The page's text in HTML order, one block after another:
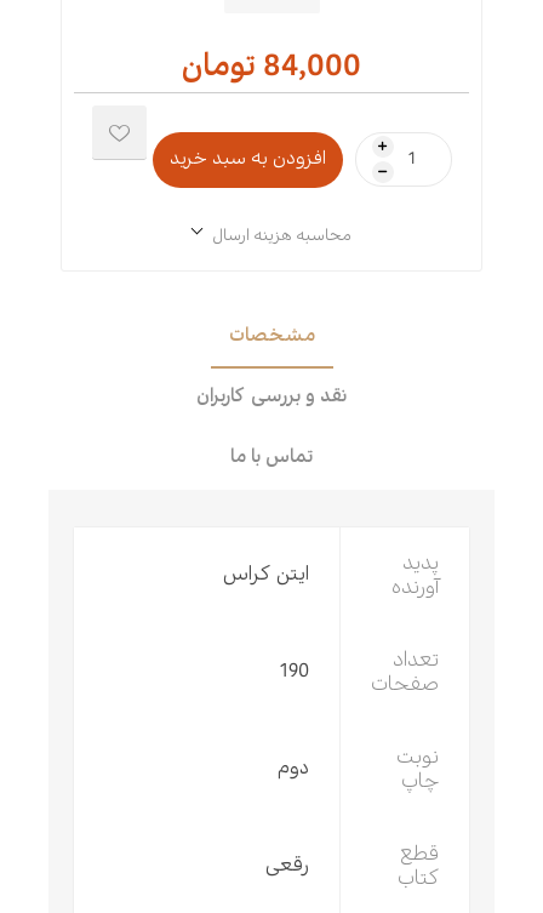
84,000 تومان
i
h
محاسبه هزینه ارسال
مشخصات
نقد و بررسی کاربران
تماس با ما
پدید
آورنده
ایتن کراس
تعداد
صفحات
190
نوبت
چاپ
دوم
قطع
کتاب
رقعی